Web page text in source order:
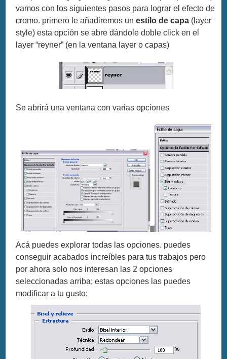
vamos con los siguientes pasos para lograr el efecto de
cromo. primero le añadiremos unestilo de capa (layer
style) esta opción se abre dándole doble click en el
layer “reyner” (en la ventana layer o capas)
Se abrirá una ventana con varias opciones
Acá puedes explorar todas las opciones. puedes
conseguir acabados increíbles para tus trabajos pero
por ahora solo nos interesan las 2 opciones
seleccionadas arriba; estas opciones las puedes
modificar a tu gusto: